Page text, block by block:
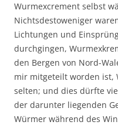
Wurmexcrement selbst
Nichtsdestoweniger
Lichtungen und
durchgingen,
den Bergen von Nord-
mir mitgeteilt worden ist,
selten; und dies dürfte
der darunter liegenden
Würmer während des